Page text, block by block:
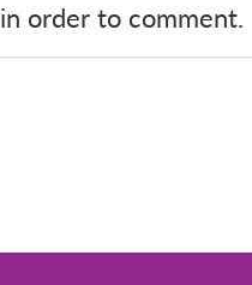
in order to comment.